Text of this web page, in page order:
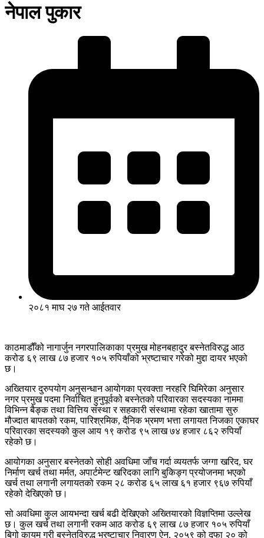
नेपाल पुकार
२०८१ माघ २७ गते आईतवार
काठमाडौँको नागार्जुन नगरपालिकाका प्रमुख मोहनबहादुर बस्नेतविरुद्ध आठ
करोड ६९ लाख ८७ हजार १०५ रुपियाँको भ्रष्टाचार गरेको मुद्दा दायर भएको
छ।
अख्तियार दुरुपयोग अनुसन्धान आयोगका प्रवक्ता नरहरि घिमिरेका अनुसार
नगर प्रमुख पदमा निर्वाचित हुनुपूर्वको बस्नेतको परिवारका सदस्यका नाममा
विभिन्न बैङ्क तथा वित्तिय संस्था र सहकारी संस्थामा रहेका खातामा सुरु
मौज्दात बापतको रकम, पारिश्रमिक, दैनिक भ्रमण भत्ता लगायत निजका एकाघर
परिवारका सदस्यको कुल आय १९ करोड ९५ लाख ७४ हजार ८६२ रुपियाँ
रहेको छ।
आयोगका अनुसार बस्नेतको सोही अवधिमा जाँच गर्दा व्ययतर्फ जग्गा खरिद, घर
निर्माण खर्च तथा मर्मत, अपार्टमेन्ट खरिदका लागि बुकिङ्ग प्रयोजनमा भएको
खर्च तथा लगानी लगायतको रकम २८ करोड ६५ लाख ६१ हजार ९६७ रुपियाँ
रहेको देखिएको छ।
सो अवधिमा कुल आयभन्दा खर्च बढी देखिएको अख्तियारको विज्ञप्तिमा उल्लेख
छ। कुल खर्च तथा लगानी रकम आठ करोड ६९ लाख ८७ हजार १०५ रुपियाँ
बिगो कायम गरी बस्नेतविरुद्ध भ्रष्टाचार निवारण ऐन, २०५९ को दफा २० को